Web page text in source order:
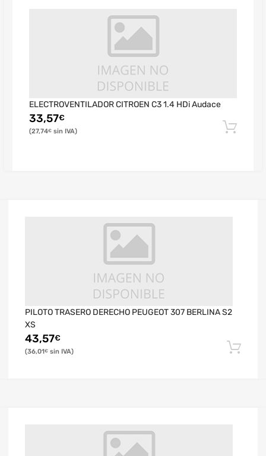
ELECTROVENTILADOR CITROEN C3 1.4 HDi Audace
33,57€
27,74€
PILOTO TRASERO DERECHO PEUGEOT 307 BERLINA S2
XS
43,57€
36,01€